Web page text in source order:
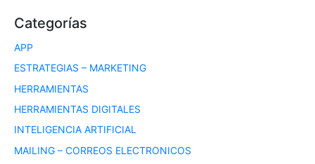
Categorías
APP
ESTRATEGIAS – MARKETING
HERRAMIENTAS
HERRAMIENTAS DIGITALES
INTELIGENCIA ARTIFICIAL
MAILING – CORREOS ELECTRONICOS